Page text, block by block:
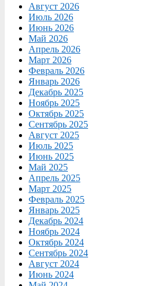
Август 2026
Июль 2026
Июнь 2026
Май 2026
Апрель 2026
Март 2026
Февраль 2026
Январь 2026
Декабрь 2025
Ноябрь 2025
Октябрь 2025
Сентябрь 2025
Август 2025
Июль 2025
Июнь 2025
Май 2025
Апрель 2025
Март 2025
Февраль 2025
Январь 2025
Декабрь 2024
Ноябрь 2024
Октябрь 2024
Сентябрь 2024
Август 2024
Июнь 2024